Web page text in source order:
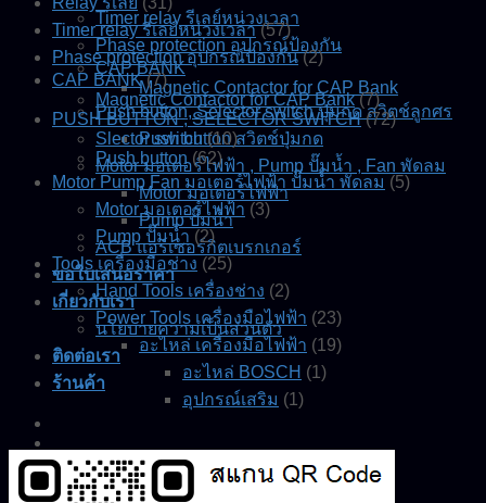
Timer relay รีเลย์หน่วงเวลา
Phase protection อุปกรณ์ป้องกัน
CAP BANK
Magnetic Contactor for CAP Bank
Push button, Selector switch ปุ่มกด สวิตช์ลูกศร
Push button สวิตช์ปุ่มกด
Motor มอเตอร์ไฟฟ้า , Pump ปั๊มน้ำ , Fan พัดลม
Motor มอเตอร์ไฟฟ้า
Pump ปั๊มน้ำ
ACB แอร์เซอร์กิตเบรกเกอร์
ขอใบเสนอราคา
เกี่ยวกับเรา
นโยบายความเป็นส่วนตัว
ติดต่อเรา
ร้านค้า
0.00 ฿ 0
Timer relay รีเลย์หน่วงเวลา (57)
Phase protection อุปกรณ์ป้องกัน (2)
CAP BANK (7)
Magnetic Contactor for CAP Bank (7)
PUSH BUTTON , SELECTOR SWITCH (72)
Slector switch (10)
Push button (62)
Motor Pump Fan มอเตอร์ไฟฟ้า ปั๊มน้ำ พัดลม (5)
Motor มอเตอร์ไฟฟ้า (3)
Pump ปั๊มน้ำ (2)
Tools เครื่องมือช่าง (25)
Hand Tools เครื่องช่าง (2)
Power Tools เครื่องมือไฟฟ้า (23)
อะไหล่ เครื่องมือไฟฟ้า (19)
อะไหล่ BOSCH (1)
อุปกรณ์เสริม (1)